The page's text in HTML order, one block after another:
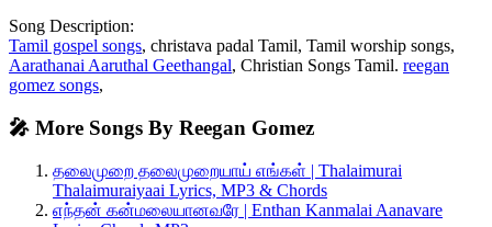
Song Description:
Tamil gospel songs, christava padal Tamil, Tamil worship songs,
Aarathanai Aaruthal Geethangal, Christian Songs Tamil. reegan
gomez songs,
🎤 More Songs By Reegan Gomez
தலைமுறை தலைமுறையாய் எங்கள் | Thalaimurai
Thalaimuraiyaai Lyrics, MP3 & Chords
எந்தன் கன்மலையானவரே | Enthan Kanmalai Aanavare